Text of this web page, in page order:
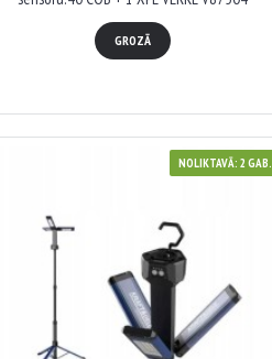
GROZĀ
NOLIKTAVĀ: 2 GAB.